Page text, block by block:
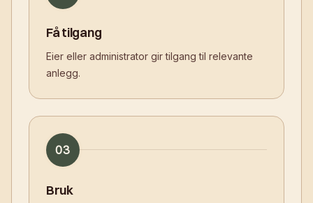
Få tilgang
Eier eller administrator gir tilgang til relevante
anlegg.
03
Bruk